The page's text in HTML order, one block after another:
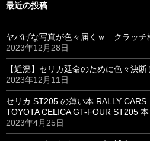
最近の投稿
ヤバげな写真が色々届くｗ クラッチ
2023年12月28日
【近況】セリカ延命のために色々決
2023年12月11日
セリカ ST205 の薄い本 RALLY
TOYOTA CELICA GT-FOUR ST205 本
2023年4月25日